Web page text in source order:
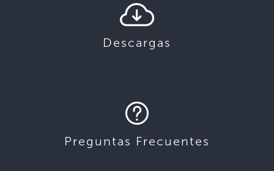
Descargas
Preguntas Frecuentes